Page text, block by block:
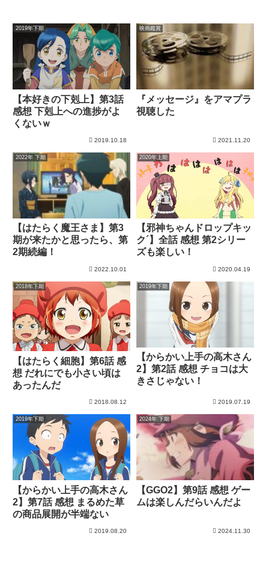
2019年下期
【本好きの下剋上】第3話
感想 下剋上への進捗がよ
くないｗ
2019.10.18
映画鑑賞
『メッセージ』をアマプラ
視聴した
2021.11.20
2022年 下期
【はたらく魔王さま】第3
期が来たかと思ったら、第
2期続編！
2022.10.01
2020年上期
【邪神ちゃんドロップキッ
ク´】全話 感想 第2シリー
ズも楽しい！
2020.04.19
2018年下期
【はたらく細胞】第6話 感
想 だれにでも小さい頃は
あったんだ
2018.08.12
2019年下期
【からかい上手の高木さん
2】第2話 感想 チョコは大
きさじゃない！
2019.07.19
2019年下期
【からかい上手の高木さん
2】第7話 感想 まるめた草
の商品展開が半端ない
2019.08.20
2024年 下期
【GGO2】第9話 感想 ゲー
ムは楽しんだらいんだよ
2024.11.30